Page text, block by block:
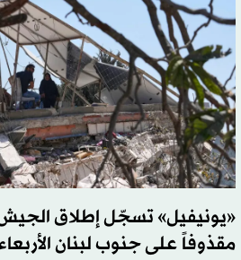
مقذوفاً على جنوب لبنان